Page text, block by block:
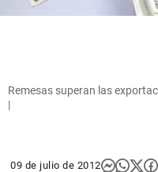
Remesas superan las
|
09 de julio de 2012